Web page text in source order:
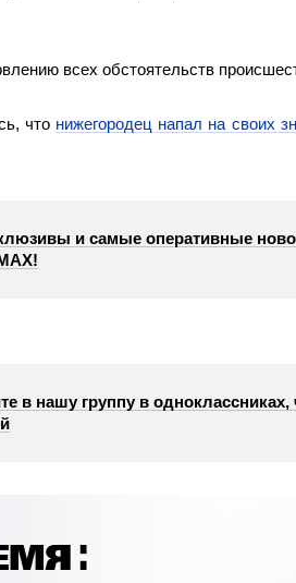
всех обстоятельств
что нижегородец напал на своих
и самые оперативные
в нашу группу в